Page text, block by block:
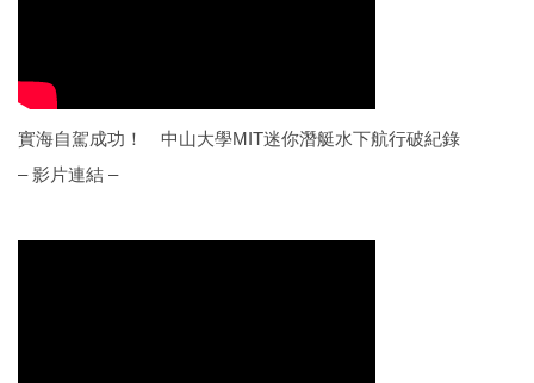
實海自駕成功！ 中山大學MIT迷你潛艇水下航行破紀錄
– 影片連結 –